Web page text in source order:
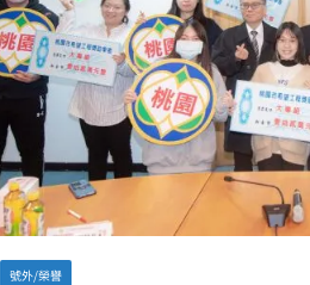
號外/榮譽